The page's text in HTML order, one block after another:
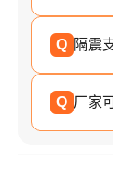
Q 隔震
Q 厂家